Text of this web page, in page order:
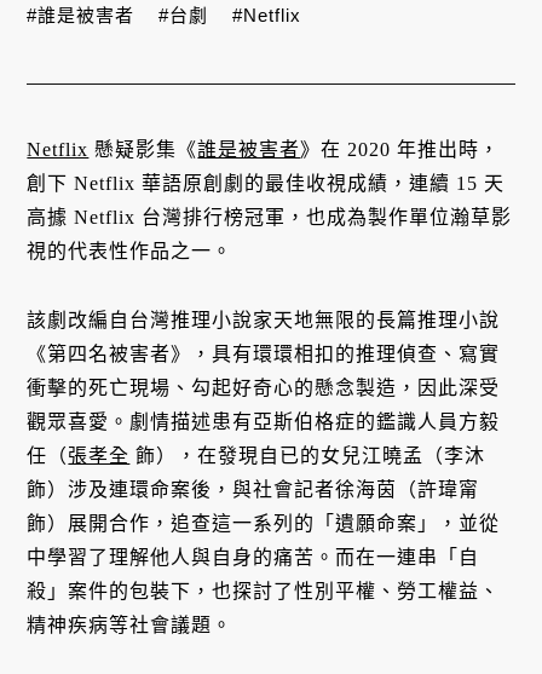
Netflix 懸疑影集《誰是被害者》在 2020 年推出時，
創下 Netflix 華語原創劇的最佳收視成績，連續 15 天
高據 Netflix 台灣排行榜冠軍，也成為製作單位瀚草影
視的代表性作品之一。
該劇改編自台灣推理小說家天地無限的長篇推理小說
《第四名被害者》，具有環環相扣的推理偵查、寫實
衝擊的死亡現場、勾起好奇心的懸念製造，因此深受
觀眾喜愛。劇情描述患有亞斯伯格症的鑑識人員方毅
任（張孝全 飾），在發現自已的女兒江曉孟（李沐
飾）涉及連環命案後，與社會記者徐海茵（許瑋甯
飾）展開合作，追查這一系列的「遺願命案」，並從
中學習了理解他人與自身的痛苦。而在一連串「自
殺」案件的包裝下，也探討了性別平權、勞工權益、
精神疾病等社會議題。
#誰是被害者 #台劇 #Netflix